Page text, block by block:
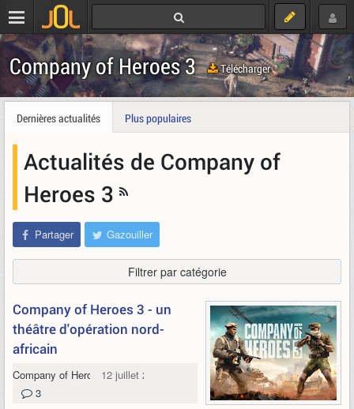
Company of Heroes 3 Télécharger
Dernières actualités Plus populaires
Actualités de Company of
Heroes 3
Partager Gazouiller
Filtrer par catégorie
Company of Heroes 3 - un
théâtre d'opération nord-
africain
Company of Heroes 312 juillet 2022
3